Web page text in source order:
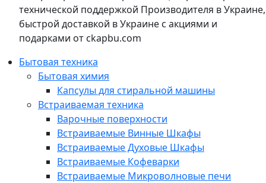
технической поддержкой Производителя в Украине,
быстрой доставкой в Украине с акциями и
подарками от ckapbu.com
Бытовая техника
Бытовая химия
Капсулы для стиральной машины
Встраиваемая техника
Варочные поверхности
Встраиваемые Винные Шкафы
Встраиваемые Духовые Шкафы
Встраиваемые Кофеварки
Встраиваемые Микроволновые печи